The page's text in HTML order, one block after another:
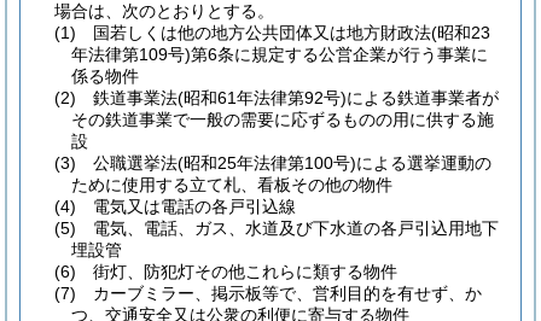
場合は、次のとおりとする。
(1)
国若しくは他の地方公共団体又は地方財政法(昭和23
年法律第109号)第6条に規定する公営企業が行う事業に
係る物件
(2)
鉄道事業法(昭和61年法律第92号)による鉄道事業者が
その鉄道事業で一般の需要に応ずるものの用に供する施
設
(3)
公職選挙法(昭和25年法律第100号)による選挙運動の
ために使用する立て札、看板その他の物件
(4)
電気又は電話の各戸引込線
(5)
電気、電話、ガス、水道及び下水道の各戸引込用地下
埋設管
(6)
街灯、防犯灯その他これらに類する物件
(7)
カーブミラー、掲示板等で、営利目的を有せず、か
つ、交通安全又は公衆の利便に寄与する物件